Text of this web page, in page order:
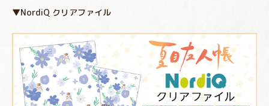
▼NordiQ クリアファイル